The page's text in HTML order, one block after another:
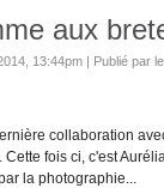
aux
13:44pm | Publié par
collaboration
Cette fois ci, c'est
la photographie...